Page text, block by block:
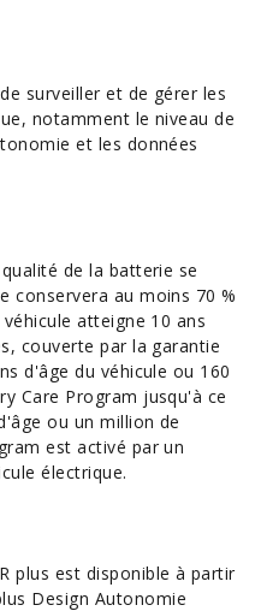
surveiller et de gérer les
notamment le niveau de
et les données
de la batterie se
conservera au moins 70 %
atteigne 10 ans
couverte par la garantie
d'âge du véhicule ou 160
Care Program jusqu'à ce
ou un million de
est activé par un
électrique.
plus est disponible à partir
Design Autonomie